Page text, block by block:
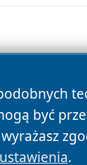
być
.